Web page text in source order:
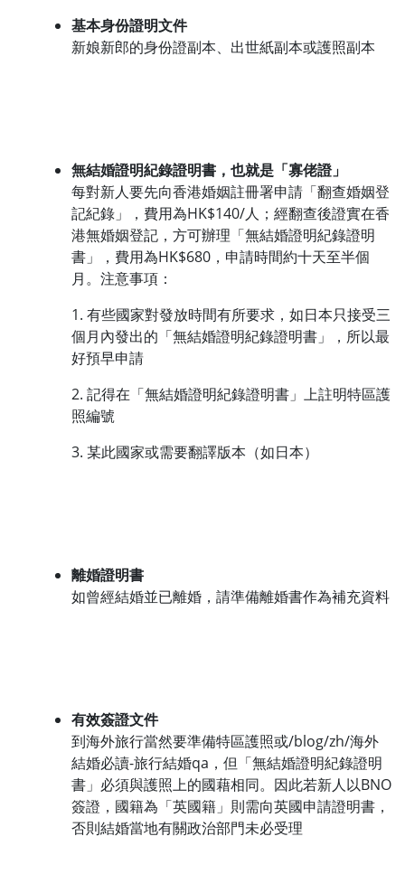
基本身份證明文件
新娘新郎的身份證副本、出世紙副本或護照副本
無結婚證明紀錄證明書，也就是「寡佬證」
每對新人要先向香港婚姻註冊署申請「翻查婚姻登
記紀錄」，費用為HK$140/人；經翻查後證實在香
港無婚姻登記，方可辦理「無結婚證明紀錄證明
書」，費用為HK$680，申請時間約十天至半個
月。注意事項：
1. 有些國家對發放時間有所要求，如日本只接受三
個月內發出的「無結婚證明紀錄證明書」，所以最
好預早申請
2. 記得在「無結婚證明紀錄證明書」上註明特區護
照編號
3. 某此國家或需要翻譯版本（如日本）
離婚證明書
如曾經結婚並已離婚，請準備離婚書作為補充資料
有效簽證文件
到海外旅行當然要準備特區護照或/blog/zh/海外
結婚必讀-旅行結婚qa，但「無結婚證明紀錄證明
書」必須與護照上的國藉相同。因此若新人以BNO
簽證，國籍為「英國籍」則需向英國申請證明書，
否則結婚當地有關政治部門未必受理